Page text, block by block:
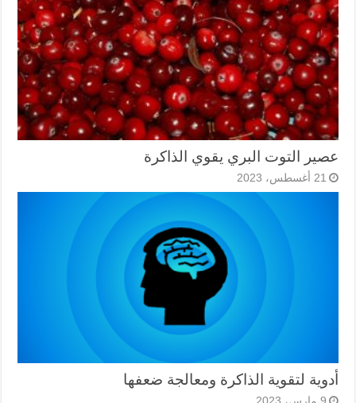
عصير التوت البري يقوي الذاكرة
21 أغسطس، 2023
أدوية لتقوية الذاكرة ومعالجة ضعفها